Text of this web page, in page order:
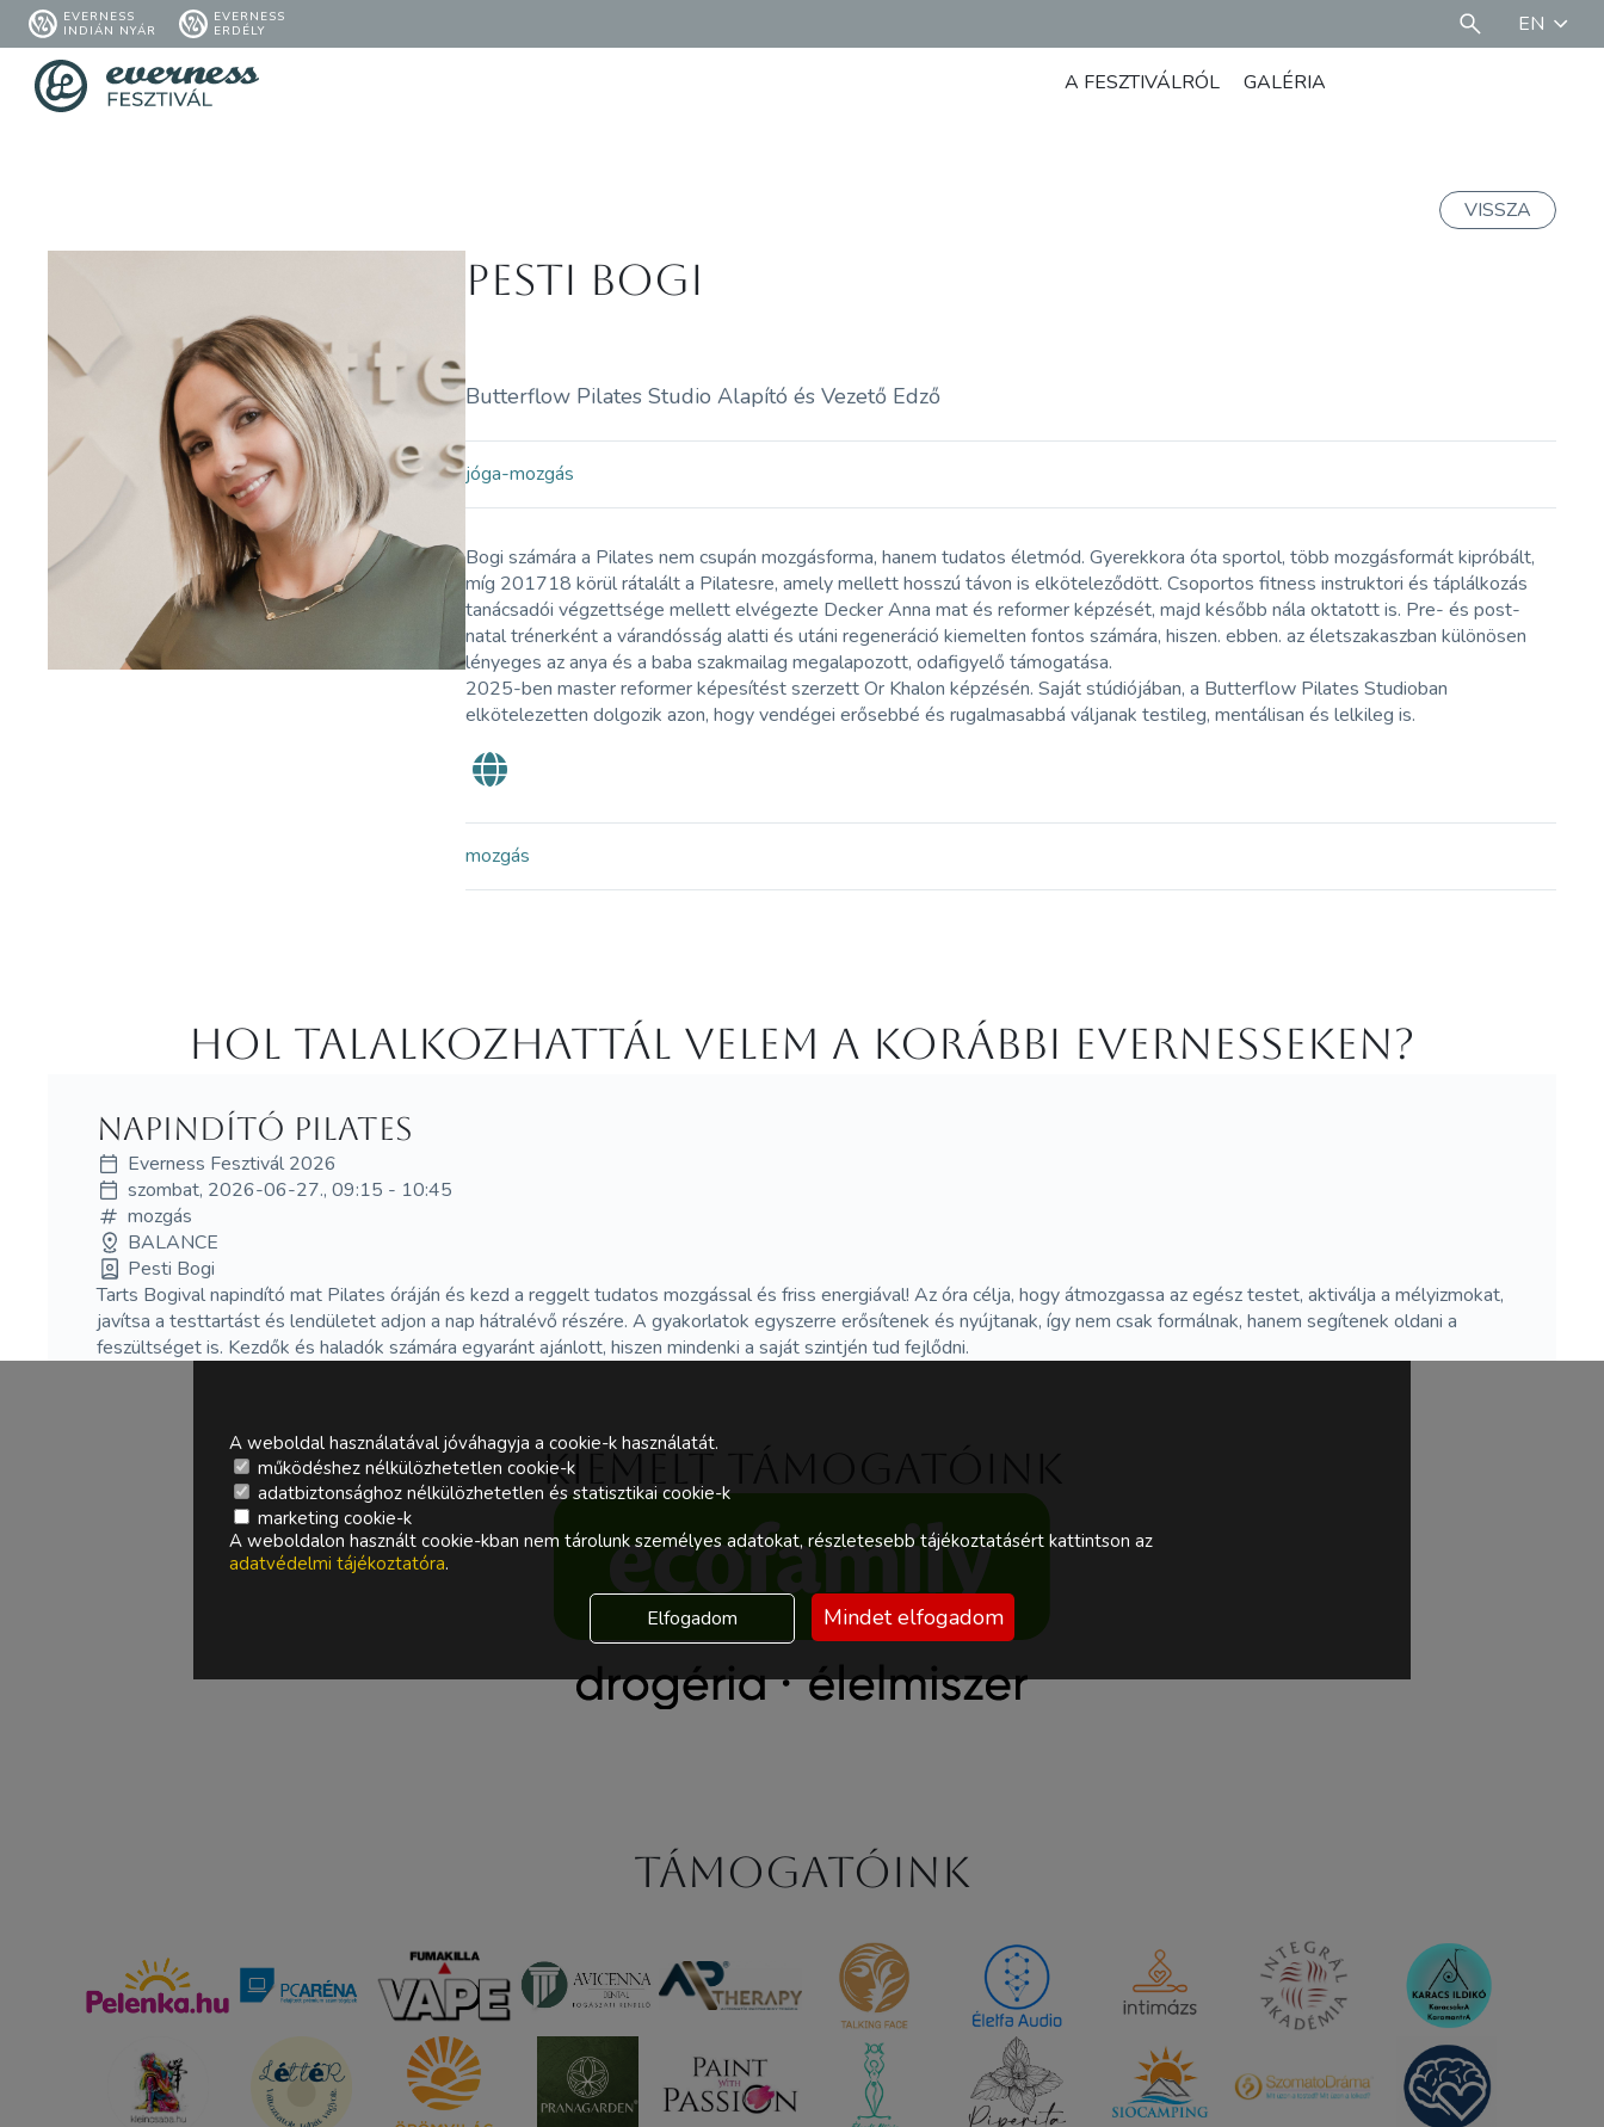
EVERNESS
INDIÁN NYÁR
EVERNESS
ERDÉLY
EN
A FESZTIVÁLRÓL GALÉRIA
VISSZA
Pesti Bogi
Butterflow Pilates Studio Alapító és Vezető Edző
jóga-mozgás
Bogi számára a Pilates nem csupán mozgásforma, hanem tudatos életmód. Gyerekkora óta sportol, több mozgásformát kipróbált,
míg 201718 körül rátalált a Pilatesre, amely mellett hosszú távon is elköteleződött. Csoportos fitness instruktori és táplálkozás
tanácsadói végzettsége mellett elvégezte Decker Anna mat és reformer képzését, majd később nála oktatott is. Pre- és post-
natal trénerként a várandósság alatti és utáni regeneráció kiemelten fontos számára, hiszen. ebben. az életszakaszban különösen
lényeges az anya és a baba szakmailag megalapozott, odafigyelő támogatása.
2025-ben master reformer képesítést szerzett Or Khalon képzésén. Saját stúdiójában, a Butterflow Pilates Studioban
elkötelezetten dolgozik azon, hogy vendégei erősebbé és rugalmasabbá váljanak testileg, mentálisan és lelkileg is.
mozgás
Hol Talalkozhattál velem a korábbi Evernesseken?
Napindító pilates
Everness Fesztivál 2026
szombat, 2026-06-27., 09:15 - 10:45
mozgás
BALANCE
Pesti Bogi
Tarts Bogival napindító mat Pilates óráján és kezd a reggelt tudatos mozgással és friss energiával! Az óra célja, hogy átmozgassa az egész testet, aktiválja a mélyizmokat,
javítsa a testtartást és lendületet adjon a nap hátralévő részére. A gyakorlatok egyszerre erősítenek és nyújtanak, így nem csak formálnak, hanem segítenek oldani a
feszültséget is. Kezdők és haladók számára egyaránt ajánlott, hiszen mindenki a saját szintjén tud fejlődni.
Kiemelt támogatóink
Támogatóink
A weboldal használatával jóváhagyja a cookie-k használatát.
működéshez nélkülözhetetlen cookie-k
adatbiztonsághoz nélkülözhetetlen és statisztikai cookie-k
marketing cookie-k
A weboldalon használt cookie-kban nem tárolunk személyes adatokat, részletesebb tájékoztatásért kattintson az
adatvédelmi tájékoztatóra.
Elfogadom Mindet elfogadom